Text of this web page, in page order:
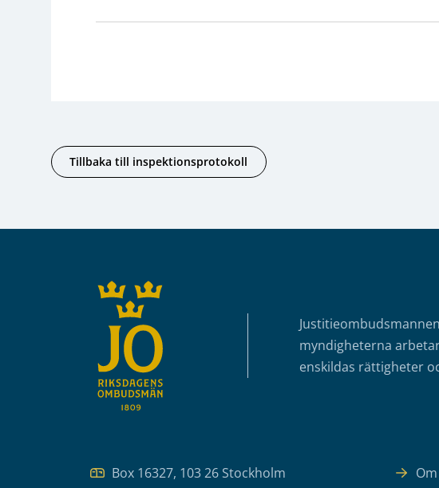
Tillbaka till inspektionsprotokoll
myndigheterna
enskildas rättigheter
Box 16327, 103 26 Stockholm